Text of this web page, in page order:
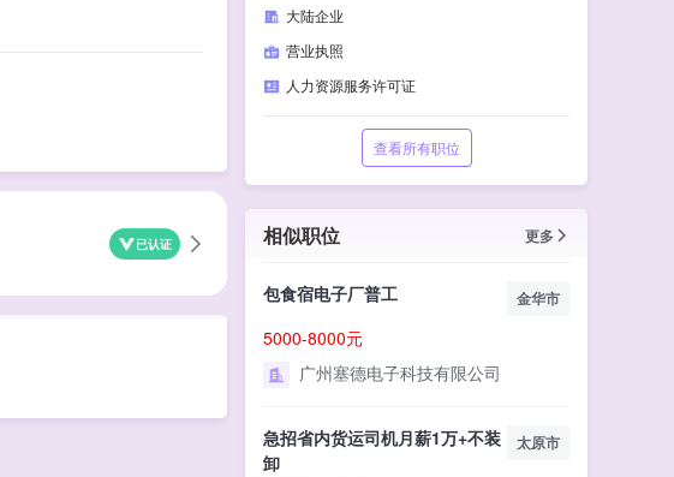
已认证
大陆企业
营业执照
人力资源服务许可证
查看所有职位
相似职位 更多
包食宿电子厂普工 金华市
5000-8000元
广州塞德电子科技有限公司
急招省内货运司机月薪1万+不装
卸
太原市